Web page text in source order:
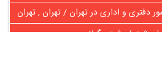
دفتری و اداری در تهران / تهران , تهران
رشت / رشت , گیلان